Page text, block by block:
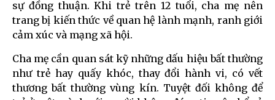
sự đồng thuận. Khi trẻ trên 12 tuổi, cha mẹ nên
trang bị kiến thức về quan hệ lành mạnh, ranh giới
cảm xúc và mạng xã hội.
Cha mẹ cần quan sát kỹ những dấu hiệu bất thường
như trẻ hay quấy khóc, thay đổi hành vi, có vết
thương bất thường vùng kín. Tuyệt đối không để